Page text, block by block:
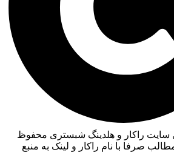
سایت راکار و هلدینگ شبستری محفوظ
صرفا با نام راکار و لینک به منبع